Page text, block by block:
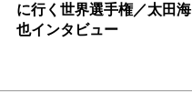
に行く世界選手権／太田海
也インタビュー